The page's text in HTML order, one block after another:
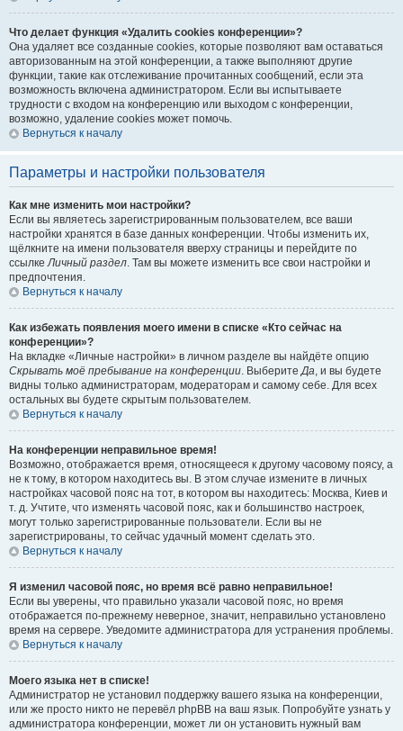
Что делает функция «Удалить cookies конференции»?
Она удаляет все созданные cookies, которые позволяют вам оставаться
авторизованным на этой конференции, а также выполняют другие
функции, такие как отслеживание прочитанных сообщений, если эта
возможность включена администратором. Если вы испытываете
трудности с входом на конференцию или выходом с конференции,
возможно, удаление cookies может помочь.
Вернуться к началу
Параметры и настройки пользователя
Как мне изменить мои настройки?
Если вы являетесь зарегистрированным пользователем, все ваши
настройки хранятся в базе данных конференции. Чтобы изменить их,
щёлкните на имени пользователя вверху страницы и перейдите по
ссылкеЛичный раздел. Там вы можете изменить все свои настройки и
предпочтения.
Вернуться к началу
Как избежать появления моего имени в списке «Кто сейчас на
конференции»?
На вкладке «Личные настройки» в личном разделе вы найдёте опцию
Скрывать моё пребывание на конференции. ВыберитеДа, и вы будете
видны только администраторам, модераторам и самому себе. Для всех
остальных вы будете скрытым пользователем.
Вернуться к началу
На конференции неправильное время!
Возможно, отображается время, относящееся к другому часовому поясу, а
не к тому, в котором находитесь вы. В этом случае измените в личных
настройках часовой пояс на тот, в котором вы находитесь: Москва, Киев и
т. д. Учтите, что изменять часовой пояс, как и большинство настроек,
могут только зарегистрированные пользователи. Если вы не
зарегистрированы, то сейчас удачный момент сделать это.
Вернуться к началу
Я изменил часовой пояс, но время всё равно неправильное!
Если вы уверены, что правильно указали часовой пояс, но время
отображается по-прежнему неверное, значит, неправильно установлено
время на сервере. Уведомите администратора для устранения проблемы.
Вернуться к началу
Моего языка нет в списке!
Администратор не установил поддержку вашего языка на конференции,
или же просто никто не перевёл phpBB на ваш язык. Попробуйте узнать у
администратора конференции, может ли он установить нужный вам